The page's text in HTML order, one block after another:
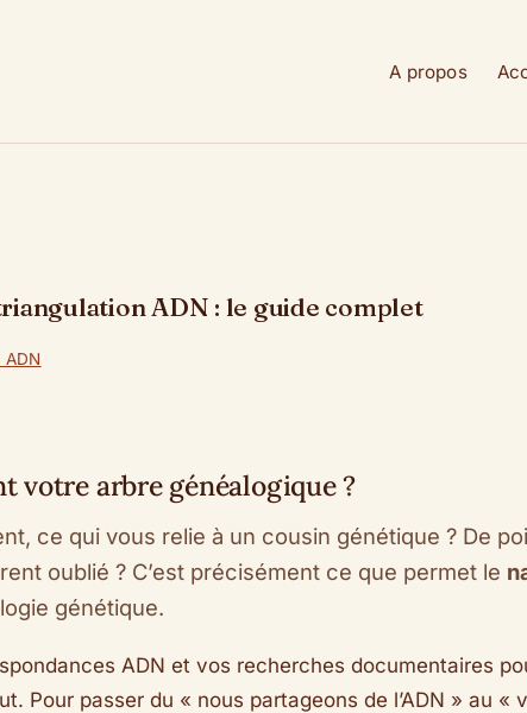
A propos
ADN : le guide complet
ADN
votre arbre généalogique ?
ce qui vous relie à un cousin génétique ? De
oublié ? C’est précisément ce que permet le
génétique.
ADN et vos recherches documentaires
Pour passer du « nous partageons de l’ADN » au